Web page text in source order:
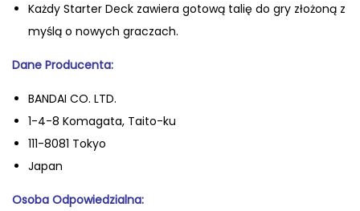
Każdy Starter Deck zawiera gotową talię do gry złożoną z
myślą o nowych graczach.
Dane Producenta:
BANDAI CO. LTD.
1-4-8 Komagata, Taito-ku
111-8081 Tokyo
Japan
Osoba Odpowiedzialna: